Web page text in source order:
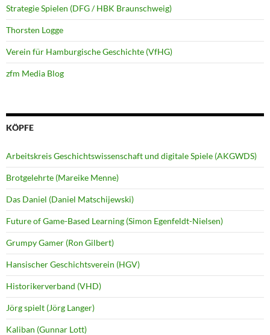
Strategie Spielen (DFG / HBK Braunschweig)
Thorsten Logge
Verein für Hamburgische Geschichte (VfHG)
zfm Media Blog
KÖPFE
Arbeitskreis Geschichtswissenschaft und digitale Spiele (AKGWDS)
Brotgelehrte (Mareike Menne)
Das Daniel (Daniel Matschijewski)
Future of Game-Based Learning (Simon Egenfeldt-Nielsen)
Grumpy Gamer (Ron Gilbert)
Hansischer Geschichtsverein (HGV)
Historikerverband (VHD)
Jörg spielt (Jörg Langer)
Kaliban (Gunnar Lott)